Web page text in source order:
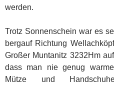
werden.
Trotz Sonnenschein war es
bergauf Richtung
Großer Muntanitz 3232Hm
dass man nie genug
Mütze und